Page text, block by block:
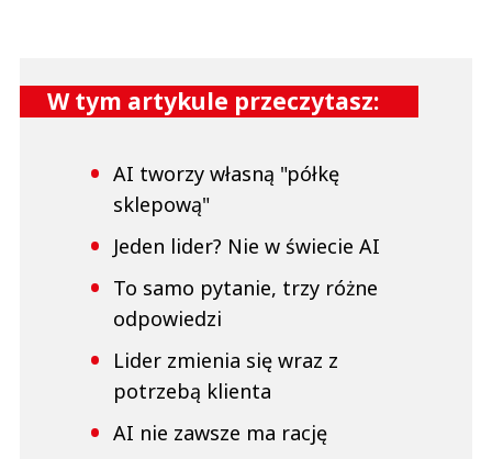
W tym artykule przeczytasz:
AI tworzy własną "półkę
sklepową"
Jeden lider? Nie w świecie AI
To samo pytanie, trzy różne
odpowiedzi
Lider zmienia się wraz z
potrzebą klienta
AI nie zawsze ma rację